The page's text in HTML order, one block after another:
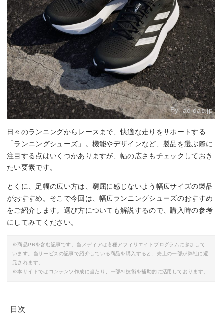
By:adidas.jp
日々のランニングからレースまで、快適な走りをサポートする
「ランニングシューズ」。機能やデザインなど、製品を選ぶ際に
注目する点はいくつかありますが、幅の広さもチェックしておき
たい要素です。
とくに、足幅の広い方は、窮屈に感じないよう幅広サイズの製品
がおすすめ。そこで今回は、幅広ランニングシューズのおすすめ
をご紹介します。選び方についても解説するので、購入時の参考
にしてみてください。
※商品PRを含む記事です。当メディアは各種アフィリエイトプログラムに参加して
います。当サービスの記事で紹介している商品を購入すると、売上の一部が弊社に還
元されます。
※本サイトではコンテンツ作成に当たり、一部AI技術を補助的に活用しております。
目次